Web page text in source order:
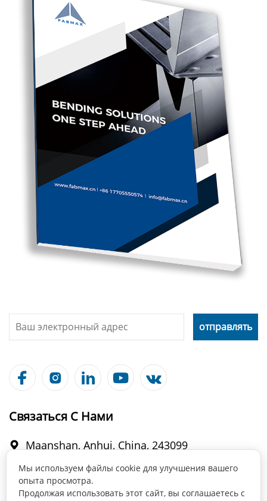
    
Связаться С Нами
 Maanshan, Anhui, China, 243099
 info@fabmax.cn
Мы используем файлы cookie для улучшения вашего
опыта просмотра.
Продолжая использовать этот сайт, вы соглашаетесь с